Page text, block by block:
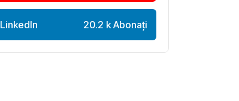
LinkedIn 20.2 k Abonați